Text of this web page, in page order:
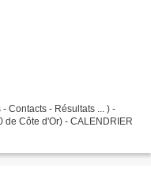
Contacts - Résultats ... ) -
de Côte d'Or) - CALENDRIER